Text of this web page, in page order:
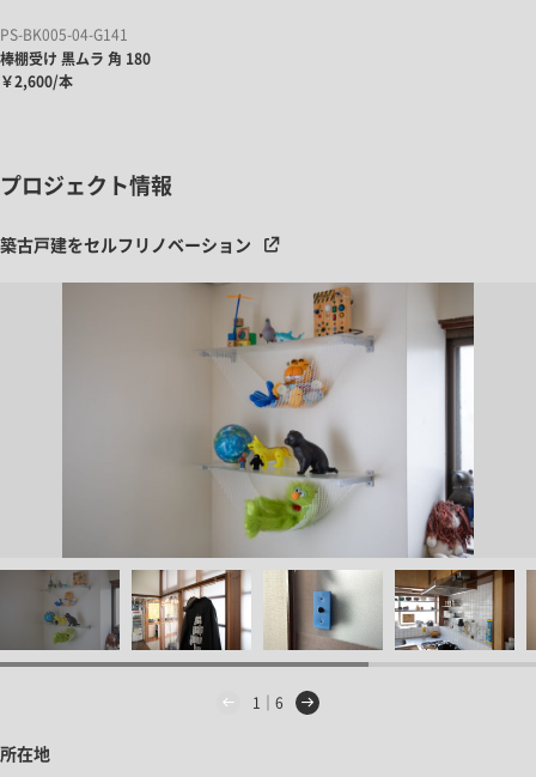
PS-BK005-04-G141
棒棚受け 黒ムラ 角 180
￥2,600/本
プロジェクト情報
築古戸建をセルフリノベーション
1｜6
所在地